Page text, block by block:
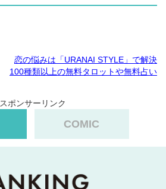
恋の悩みは「URANAI STYLE」で解決
100種類以上の無料タロットや無料占い
スポンサーリンク
COMIC